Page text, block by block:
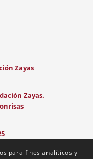
Zayas
Zayas.
para fines analíticos y